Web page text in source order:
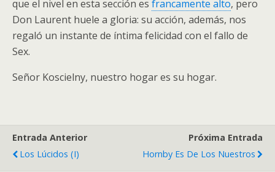
que el nivel en esta sección es francamente alto, pero
Don Laurent huele a gloria: su acción, además, nos
regaló un instante de íntima felicidad con el fallo de
Sex.
Señor Koscielny, nuestro hogar es su hogar.
Entrada Anterior
Los Lúcidos (I)
Próxima Entrada
Hornby Es De Los Nuestros